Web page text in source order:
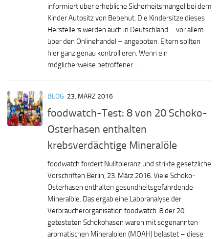
informiert über erhebliche Sicherheitsmängel bei dem
Kinder Autositz von Bebehut. Die Kindersitze dieses
Herstellers werden auch in Deutschland – vor allem
über den Onlinehandel – angeboten. Eltern sollten
hier ganz genau kontrollieren. Wenn ein
möglicherweise betroffener...
BLOG 23. MÄRZ 2016
foodwatch-Test: 8 von 20 Schoko-
Osterhasen enthalten
krebsverdächtige Mineralöle
foodwatch fordert Nulltoleranz und strikte gesetzliche
Vorschriften Berlin, 23. März 2016. Viele Schoko-
Osterhasen enthalten gesundheitsgefährdende
Mineralöle. Das ergab eine Laboranalyse der
Verbraucherorganisation foodwatch. 8 der 20
getesteten Schokohasen waren mit sogenannten
aromatischen Mineralölen (MOAH) belastet – diese